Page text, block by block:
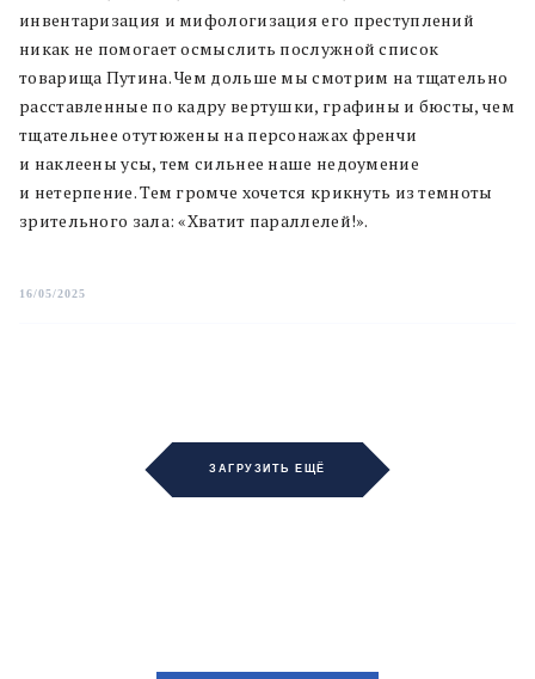
инвентаризация и мифологизация его преступлений
никак не помогает осмыслить послужной список
товарища Путина. Чем дольше мы смотрим на тщательно
расставленные по кадру вертушки, графины и бюсты, чем
тщательнее отутюжены на персонажах френчи
и наклеены усы, тем сильнее наше недоумение
и нетерпение. Тем громче хочется крикнуть из темноты
зрительного зала: «Хватит параллелей!».
16/05/2025
ЗАГРУЗИТЬ ЕЩЁ